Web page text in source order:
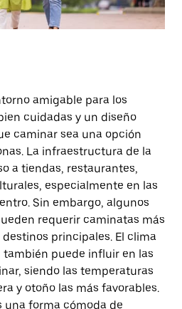
amigable para los
cuidadas y un diseño
caminar sea una opción
La infraestructura de la
a tiendas, restaurantes,
especialmente en las
Sin embargo, algunos
requerir caminatas más
principales. El clima
también puede influir en las
siendo las temperaturas
y otoño las más favorables.
una forma cómoda de